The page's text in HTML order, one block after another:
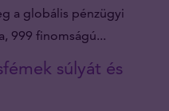
a globális pénzügyi
999 finomságú...
súlyát és